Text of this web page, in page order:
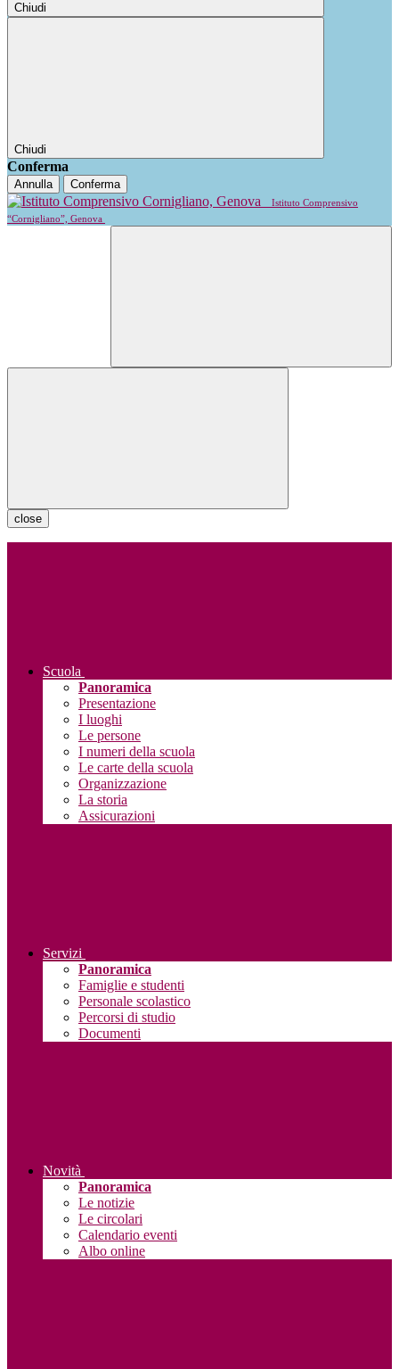
Chiudi
Chiudi
Conferma
Annulla Conferma
Istituto Comprensivo
“Cornigliano”, Genova
close
Scuola
Panoramica
Presentazione
I luoghi
Le persone
I numeri della scuola
Le carte della scuola
Organizzazione
La storia
Assicurazioni
Servizi
Panoramica
Famiglie e studenti
Personale scolastico
Percorsi di studio
Documenti
Novità
Panoramica
Le notizie
Le circolari
Calendario eventi
Albo online